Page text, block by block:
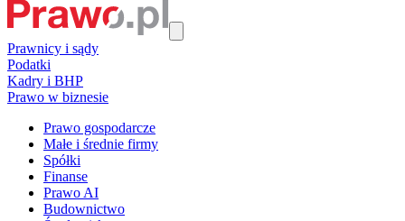
Prawnicy i sądy
Podatki
Kadry i BHP
Prawo w biznesie
Prawo gospodarcze
Małe i średnie firmy
Spółki
Finanse
Prawo AI
Budownictwo